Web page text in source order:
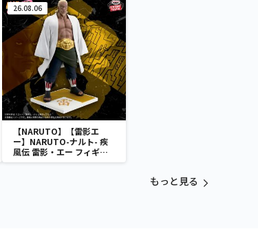
ア-UTA COLLECTION-
26.08.06
【NARUTO】【雷影エ
ー】NARUTO-ナルト- 疾
風伝 雷影・エー フィギュ
ア～五影集結…!!～
もっと見る